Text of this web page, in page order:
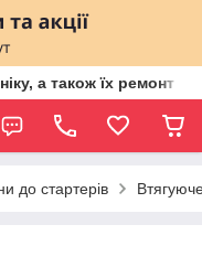
а також їх ремонт
до стартерів